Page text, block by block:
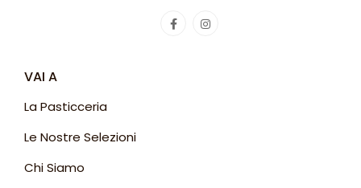
VAI A
La Pasticceria
Le Nostre Selezioni
Chi Siamo